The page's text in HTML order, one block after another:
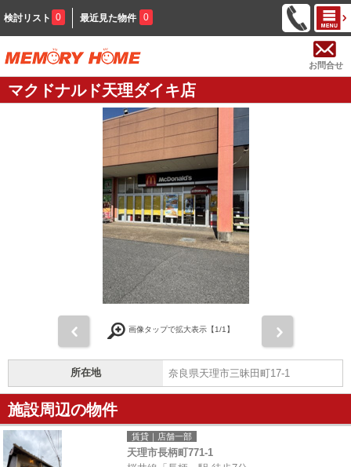
検討リスト 0 最近見た物件 0
お問合せ
マクドナルド天理ダイキ店
画像タップで拡大表示【1/1】
所在地 奈良県天理市三昧田町17-1
施設周辺の物件
賃貸｜店舗一部
天理市長柄町771-1